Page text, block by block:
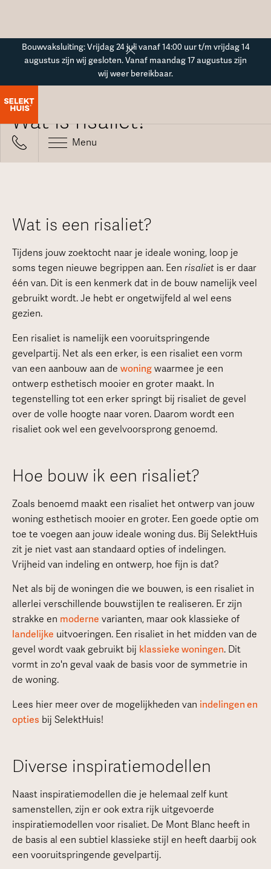
Bouwvaksluiting: Vrijdag 24 juli vanaf 14:00 uur t/m vrijdag 14
augustus zijn wij gesloten. Vanaf maandag 17 augustus zijn
wij weer bereikbaar.
Menu
Wat is risaliet?
Wat is een risaliet?
Tijdens jouw zoektocht naar je ideale woning, loop je
soms tegen nieuwe begrippen aan. Een risalietis er daar
één van. Dit is een kenmerk dat in de bouw namelijk veel
gebruikt wordt. Je hebt er ongetwijfeld al wel eens
gezien.
Een risaliet is namelijk een vooruitspringende
gevelpartij. Net als een erker, is een risaliet een vorm
van een aanbouw aan de woningwaarmee je een
ontwerp esthetisch mooier en groter maakt. In
tegenstelling tot een erker springt bij risaliet de gevel
over de volle hoogte naar voren. Daarom wordt een
risaliet ook wel een gevelvoorsprong genoemd.
Hoe bouw ik een risaliet?
Zoals benoemd maakt een risaliet het ontwerp van jouw
woning esthetisch mooier en groter. Een goede optie om
toe te voegen aan jouw ideale woning dus. Bij SelektHuis
zit je niet vast aan standaard opties of indelingen.
Vrijheid van indeling en ontwerp, hoe fijn is dat?
Net als bij de woningen die we bouwen, is een risaliet in
allerlei verschillende bouwstijlen te realiseren. Er zijn
strakke en moderne varianten, maar ook klassieke of
landelijke uitvoeringen. Een risaliet in het midden van de
gevel wordt vaak gebruikt bij klassieke woningen. Dit
vormt in zo'n geval vaak de basis voor de symmetrie in
de woning.
Lees hier meer over de mogelijkheden van indelingen en
opties bij SelektHuis!
Diverse inspiratiemodellen
Naast inspiratiemodellen die je helemaal zelf kunt
samenstellen, zijn er ook extra rijk uitgevoerde
inspiratiemodellen voor risaliet. De Mont Blanc heeft in
de basis al een subtiel klassieke stijl en heeft daarbij ook
een vooruitspringende gevelpartij.